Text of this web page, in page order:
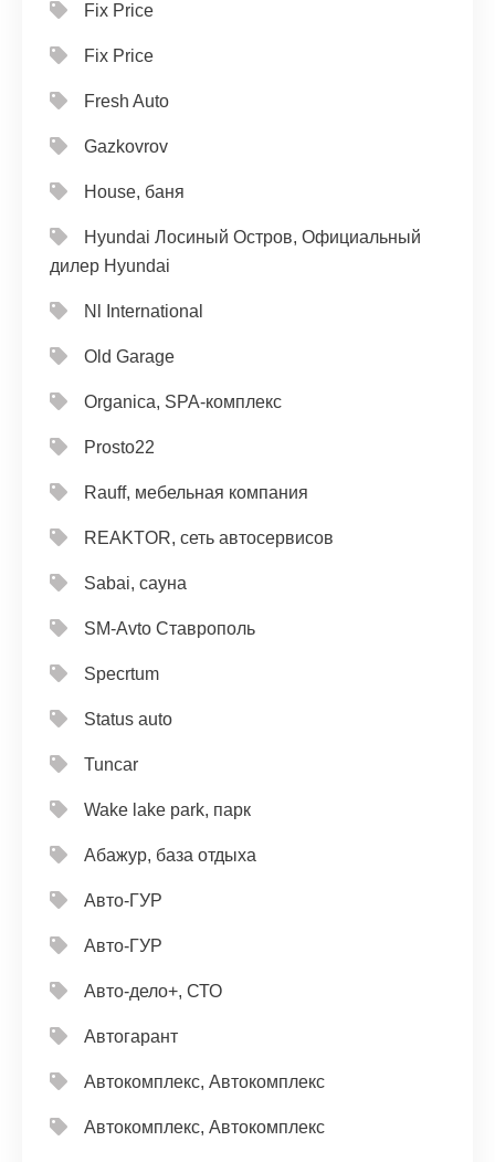
Fix Price
Fix Price
Fresh Auto
Gazkovrov
House, баня
Hyundai Лосиный Остров, Официальный
дилер Hyundai
Nl International
Old Garage
Organica, SPA-комплекс
Prosto22
Rauff, мебельная компания
REAKTOR, сеть автосервисов
Sabai, сауна
SM-Avto Ставрополь
Specrtum
Status auto
Tuncar
Wake lake park, парк
Абажур, база отдыха
Авто-ГУР
Авто-ГУР
Авто-дело+, СТО
Автогарант
Автокомплекс, Автокомплекс
Автокомплекс, Автокомплекс